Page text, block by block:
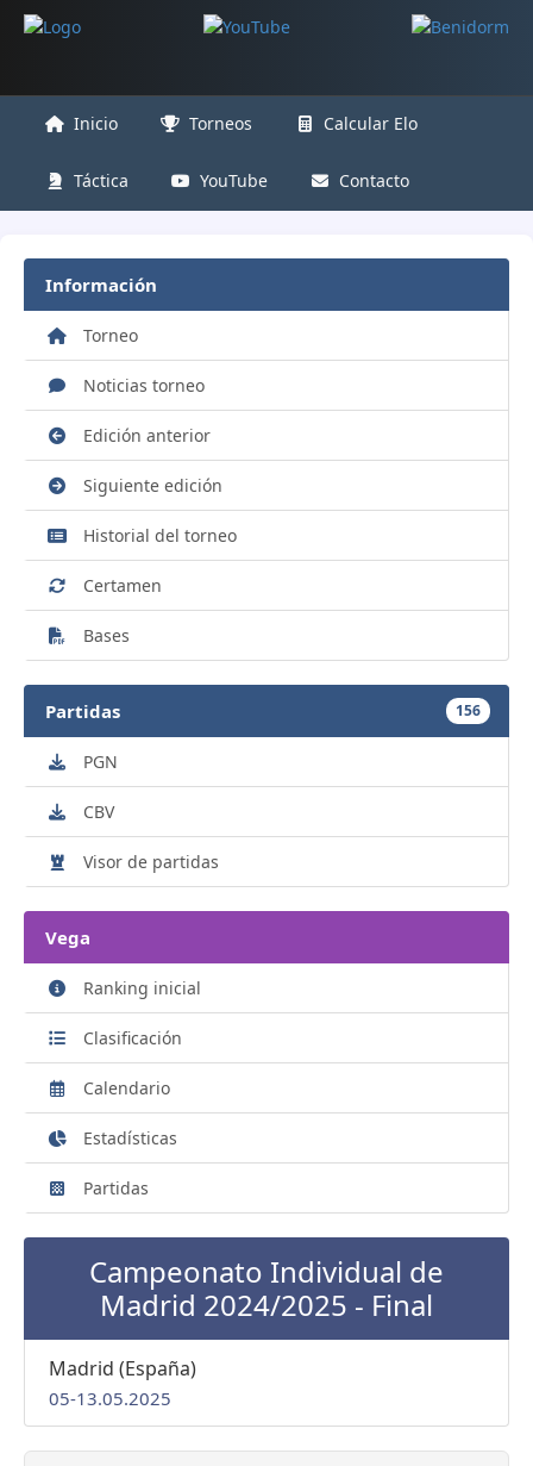
Inicio Torneos Calcular Elo
Táctica YouTube Contacto
Información
Torneo
Noticias torneo
Edición anterior
Siguiente edición
Historial del torneo
Certamen
Bases
Partidas 156
PGN
CBV
Visor de partidas
Vega
Ranking inicial
Clasificación
Calendario
Estadísticas
Partidas
Campeonato Individual de
Madrid 2024/2025 - Final
Madrid (España)
05-13.05.2025